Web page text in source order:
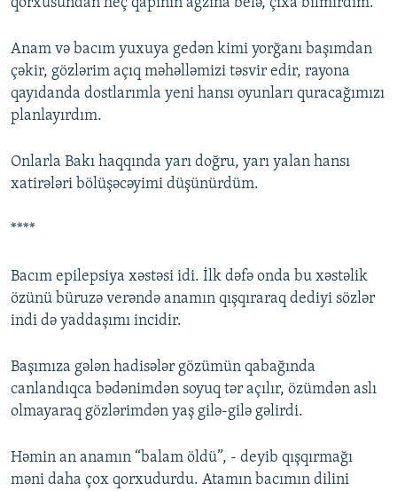
qorxusundan heç qapının ağzına belə, çıxa bilmirdim.
Anam və bacım yuxuya gedən kimi yorğanı başımdan
çəkir, gözlərim açıq məhəlləmizi təsvir edir, rayona
qayıdanda dostlarımla yeni hansı oyunları quracağımızı
planlayırdım.
Onlarla Bakı haqqında yarı doğru, yarı yalan hansı
xatirələri bölüşəcəyimi düşünürdüm.
****
Bacım epilepsiya xəstəsi idi. İlk dəfə onda bu xəstəlik
özünü büruzə verəndə anamın qışqıraraq dediyi sözlər
indi də yaddaşımı incidir.
Başımıza gələn hadisələr gözümün qabağında
canlandıqca bədənimdən soyuq tər açılır, özümdən aslı
olmayaraq gözlərimdən yaş gilə-gilə gəlirdi.
Həmin an anamın “balam öldü”, - deyib qışqırmağı
məni daha çox qorxudurdu. Atamın bacımın dilini